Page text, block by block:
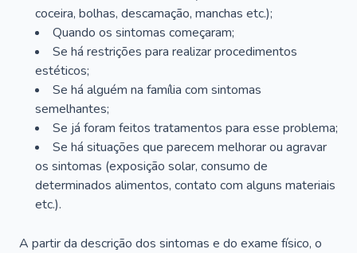
coceira, bolhas, descamação, manchas etc.);
Quando os sintomas começaram;
Se há restrições para realizar procedimentos
estéticos;
Se há alguém na família com sintomas
semelhantes;
Se já foram feitos tratamentos para esse problema;
Se há situações que parecem melhorar ou agravar
os sintomas (exposição solar, consumo de
determinados alimentos, contato com alguns materiais
etc.).
A partir da descrição dos sintomas e do exame físico, o